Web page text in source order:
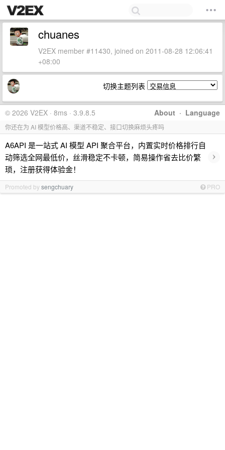
chuanes
V2EX member #11430, joined on 2011-08-28 12:06:41
+08:00
切换主题列表
About · Language
© 2026 V2EX · 8ms · 3.9.8.5
你还在为 AI 模型价格高、渠道不稳定、接口切换麻烦头疼吗
A6API 是一站式 AI 模型 API 聚合平台，内置实时价格排行自
动筛选全网最低价，丝滑稳定不卡顿，简易操作省去比价繁
琐，注册获得体验金！
›
Promoted bysengchuary PRO